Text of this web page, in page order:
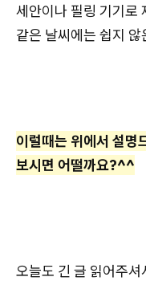
세안이나 필링 기기로
같은 날씨에는 쉽지 않
이럴때는 위에서 설명
보시면 어떨까요?^^
오늘도 긴 글 읽어주